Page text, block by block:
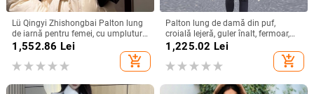
Lü Qingyi Zhishongbai Palton lung
de iarnă pentru femei, cu umplutură
din puf de rață albă 90%, guler din
blană de vulpe
1,552.86 Lei
add_shopping_cart
Palton lung de damă din puf,
croială lejeră, guler înalt, fermoar,
umplutură din puf de rață alb peste
91%, toamnă 2024
1,225.02 Lei
add_shopping_cart